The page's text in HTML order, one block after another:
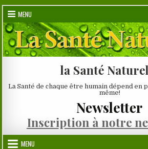
Skip
content
MENU
la Santé
La Santé de chaque être humain dépend en
même!
Newsletter
Inscription à notre
MENU